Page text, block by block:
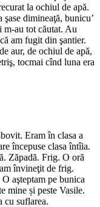
la ochiul de apă.
dimineaţă, bunicu’
au tot căutat. Au
am fugit din şantier.
aur, de ochiul de apă,
tocmai cînd luna era
Eram în clasa a
începuse clasa întîia.
Zăpadă. Frig. O oră
învineţit de frig.
aşteptam pe bunica
mine și peste Vasile.
cu suflarea.